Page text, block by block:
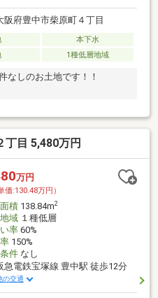
阪府豊中市柴原町４丁目
本下水
1種低層地域
なしのお土地です！！
丁目 5,480万円
万円
価:130.48万円）
積138.84m2
域１種低層
率60%
150%
件なし
急電鉄宝塚線 豊中駅 徒歩12分
の交通